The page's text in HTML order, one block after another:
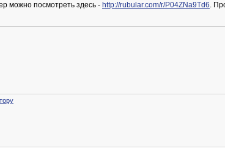
можно посмотреть здесь - http://rubular.com/r/P04ZNa9Td6.